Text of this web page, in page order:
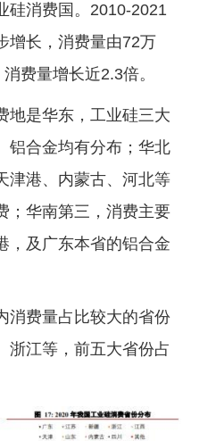
硅消费国。2010-2021
增长，消费量由72万
费量增长近2.3倍。
地是华东，工业硅三大
铝合金均有分布；华北
津港、内蒙古、河北等
；华南第三，消费主要
，及广东本省的铝合金
消费量占比较大的省份
浙江等，前五大省份占